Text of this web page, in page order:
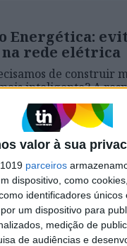
valor à sua
parceiros
dispositivo, como
identificadores únicos
um dispositivo para
medição de
de audiências e
Energética:
rede elétrica
de construir
inteligente? A
são corretas.
VOLT